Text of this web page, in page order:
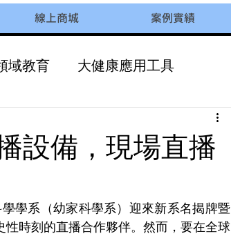
線上商城 案例實績
域教育 大健康應用工具
設備，現場直播
學系（幼家科學系）迎來新系名揭牌暨
時刻的直播合作夥伴。然而，要在全球